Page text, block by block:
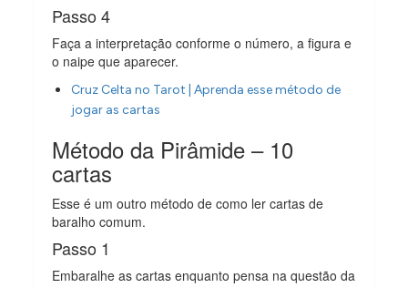
Passo 4
Faça a interpretação conforme o número, a figura e
o naipe que aparecer.
Cruz Celta no Tarot | Aprenda esse método de
jogar as cartas
Método da Pirâmide – 10
cartas
Esse é um outro método de como ler cartas de
baralho comum.
Passo 1
Embaralhe as cartas enquanto pensa na questão da